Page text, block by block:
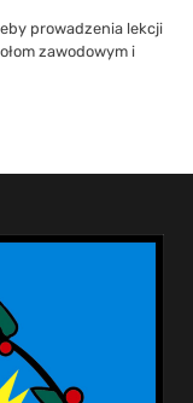
prowadzenia lekcji
zawodowym i